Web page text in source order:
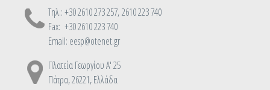
Τηλ.: +30 2610 273 257, 2610 223 740
Fax: +30 2610 223 740
Email: eesp@otenet.gr
Πλατεία Γεωργίου Α' 25
Πάτρα, 26221, Ελλάδα